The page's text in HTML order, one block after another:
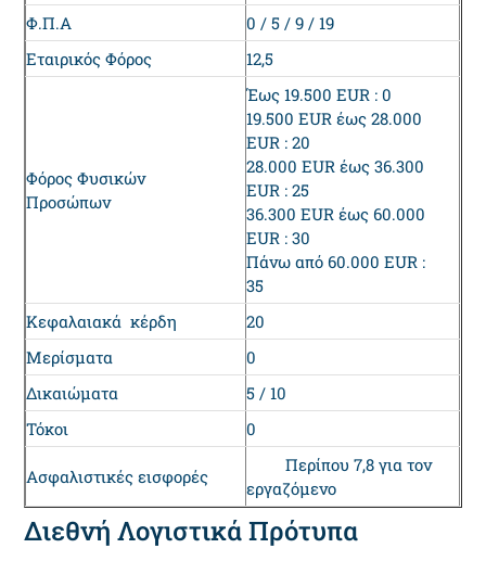
Φ.Π.Α
0 / 5 / 9 / 19
Εταιρικός Φόρος
12,5
Φόρος Φυσικών
Προσώπων
Έως 19.500 EUR : 0
19.500 EUR έως 28.000
EUR : 20
28.000 EUR έως 36.300
EUR : 25
36.300 EUR έως 60.000
EUR : 30
Πάνω από 60.000 EUR :
35
Κεφαλαιακά κέρδη
20
Μερίσματα
0
Δικαιώματα
5 / 10
Τόκοι
0
Ασφαλιστικές εισφορές
Περίπου 7,8 για τον
εργαζόμενο
Διεθνή Λογιστικά Πρότυπα